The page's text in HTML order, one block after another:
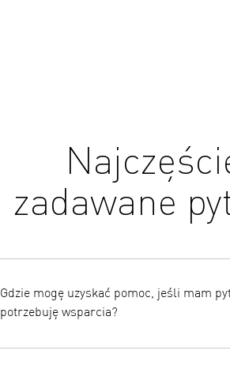
zadawane
Gdzie mogę uzyskać pomoc, jeśli mam
potrzebuję wsparcia?